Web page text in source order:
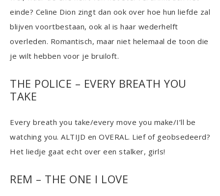
einde? Celine Dion zingt dan ook over hoe hun liefde zal
blijven voortbestaan, ook al is haar wederhelft
overleden. Romantisch, maar niet helemaal de toon die
je wilt hebben voor je bruiloft.
THE POLICE – EVERY BREATH YOU
TAKE
Every breath you take/every move you make/I’ll be
watching you. ALTIJD en OVERAL. Lief of geobsedeerd?
Het liedje gaat echt over een stalker, girls!
REM – THE ONE I LOVE